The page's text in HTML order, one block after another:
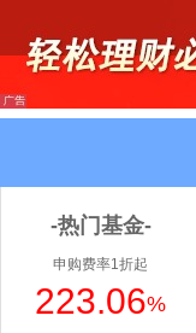
-热门基金-
申购费率1折起
223.06%